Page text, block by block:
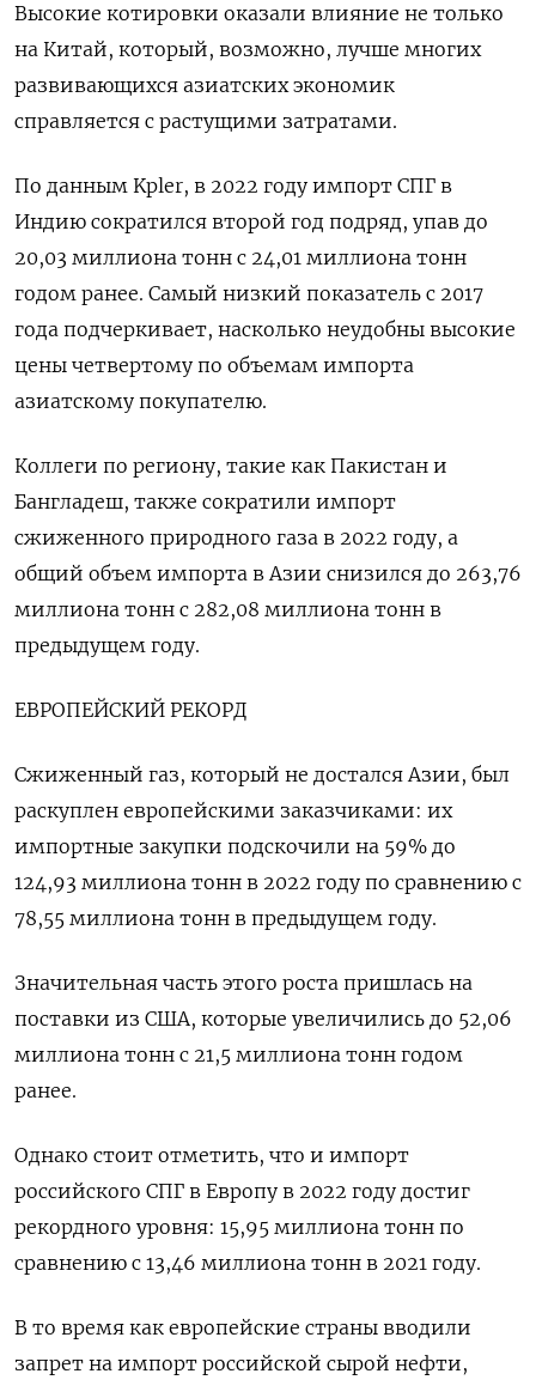
Высокие котировки оказали влияние не только
на Китай, который, возможно, лучше многих
развивающихся азиатских экономик
справляется с растущими затратами.
По данным Kpler, в 2022 году импорт СПГ в
Индию сократился второй год подряд, упав до
20,03 миллиона тонн с 24,01 миллиона тонн
годом ранее. Самый низкий показатель с 2017
года подчеркивает, насколько неудобны высокие
цены четвертому по объемам импорта
азиатскому покупателю.
Коллеги по региону, такие как Пакистан и
Бангладеш, также сократили импорт
сжиженного природного газа в 2022 году, а
общий объем импорта в Азии снизился до 263,76
миллиона тонн с 282,08 миллиона тонн в
предыдущем году.
ЕВРОПЕЙСКИЙ РЕКОРД
Сжиженный газ, который не достался Азии, был
раскуплен европейскими заказчиками: их
импортные закупки подскочили на 59% до
124,93 миллиона тонн в 2022 году по сравнению с
78,55 миллиона тонн в предыдущем году.
Значительная часть этого роста пришлась на
поставки из США, которые увеличились до 52,06
миллиона тонн с 21,5 миллиона тонн годом
ранее.
Однако стоит отметить, что и импорт
российского СПГ в Европу в 2022 году достиг
рекордного уровня: 15,95 миллиона тонн по
сравнению с 13,46 миллиона тонн в 2021 году.
В то время как европейские страны вводили
запрет на импорт российской сырой нефти,